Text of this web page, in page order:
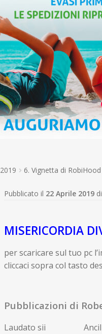
2019 6. Vignetta di
Pubblicato il 22 Aprile 2019 di
MISERICORDIA
per scaricare sul tuo pc
cliccaci sopra col tasto
Pubblicazioni di
Laudato sii